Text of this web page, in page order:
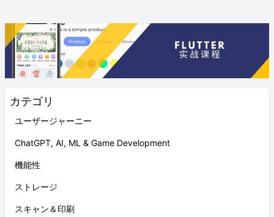
カテゴリ
ユーザージャーニー
ChatGPT, AI, ML & Game Development
機能性
ストレージ
スキャン＆印刷